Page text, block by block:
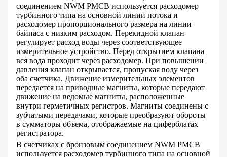
соединением NWM PMCB используется расходомер
турбинного типа на основной линии потока и
расходомер пропорционального размера на линии
байпаса с низким расходом. Перекидной клапан
регулирует расход воды через соответствующее
измерительное устройство. Перед открытием клапана
вся вода проходит через расходомер. При повышении
давления клапан открывается, пропуская воду через
оба счетчика. Движение измерительных элементов
передается на приводные магниты, которые передают
движение на ведомые магниты, расположенные
внутри герметичных регистров. Магниты соединены с
зубчатыми передачами, которые преобразуют обороты
в сумматоры объема, отображаемые на циферблатах
регистратора.
В счетчиках с бронзовым соединением NWM PMCB
используется расходомер турбинного типа на основной